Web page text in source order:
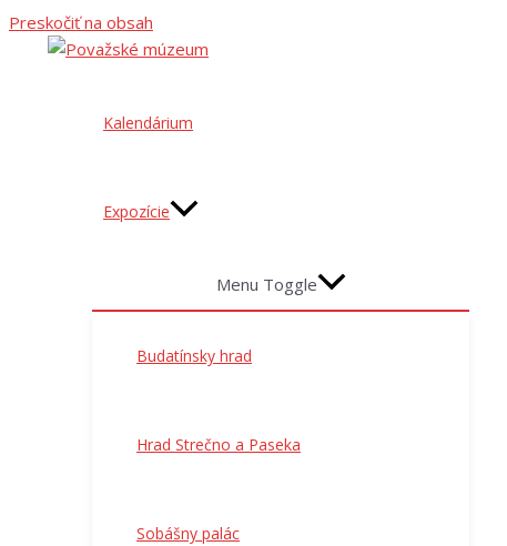
Preskočiť na obsah
Kalendárium
Expozície
Menu Toggle
Budatínsky hrad
Hrad Strečno a Paseka
Sobášny palác